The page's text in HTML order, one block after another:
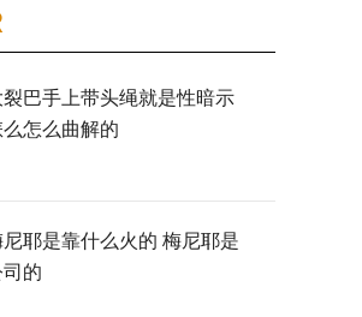
裂巴手上带头绳就是性暗示
怎么曲解的
耶是靠什么火的 梅尼耶是
的